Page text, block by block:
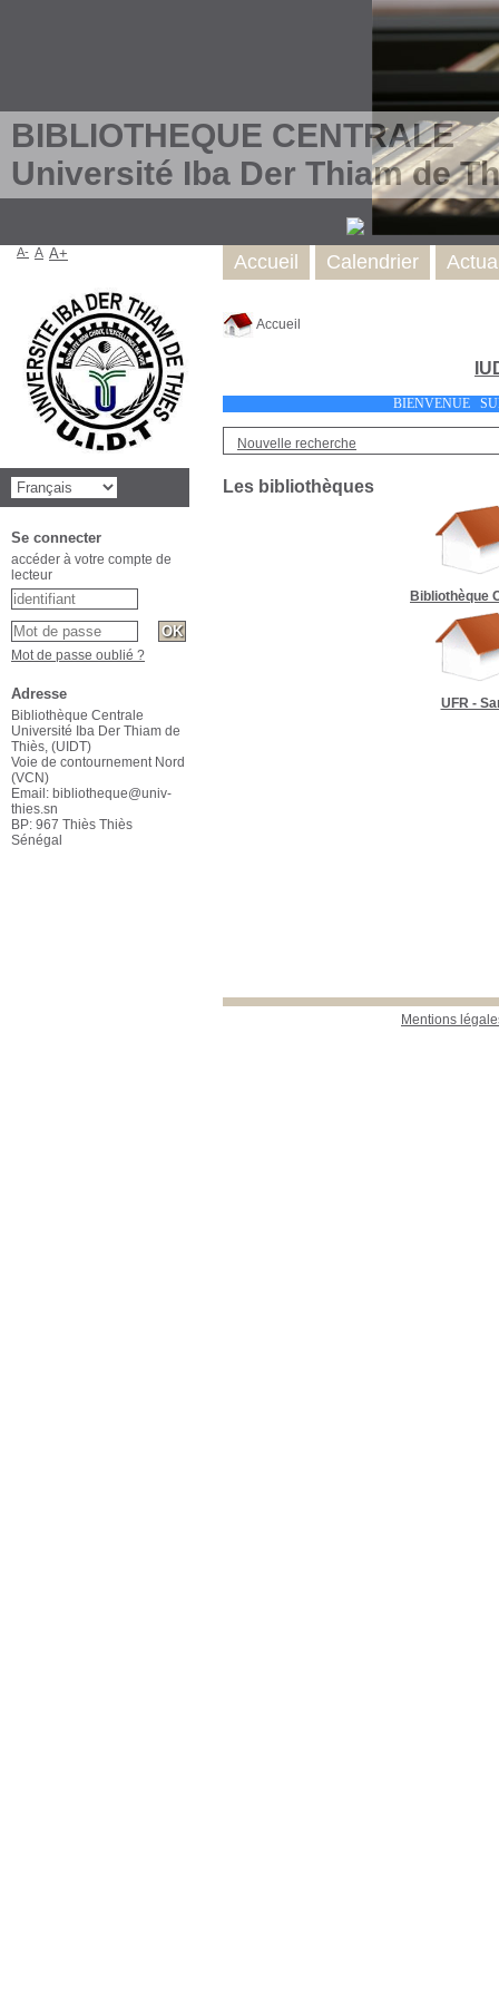
BIBLIOTHEQUE CENTRALE
Université Iba Der Thiam de
Accueil
Nouvelle recherche
Les bibliothèques
Bibliothèque
UFR -
Mentions
Accueil Calendrier
A- A A+
Se connecter
accéder à votre compte de
lecteur
Mot de passe oublié ?
Adresse
Bibliothèque Centrale
Université Iba Der Thiam de
Thiès, (UIDT)
Voie de contournement Nord
(VCN)
Email: bibliotheque@univ-
thies.sn
BP: 967 Thiès Thiès
Sénégal